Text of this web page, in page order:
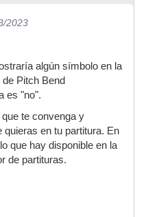
2023
algún símbolo en la
Pitch Bend
es "no".
te convenga y
quieras en tu partitura. En
que hay disponible en la
de partituras.